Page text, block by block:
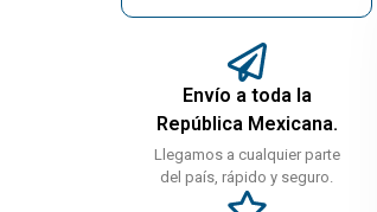
Envío a toda la
República Mexicana.
Llegamos a cualquier parte
del país, rápido y seguro.